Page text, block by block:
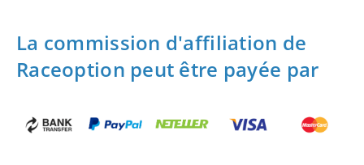
La commission d'affiliation de
Raceoption peut être payée par